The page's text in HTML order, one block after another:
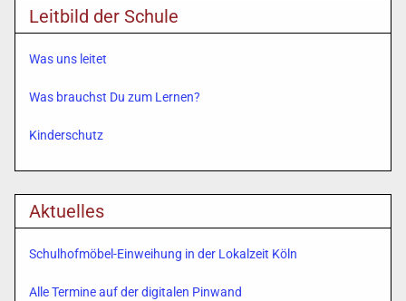
Leitbild der Schule
Was uns leitet
Was brauchst Du zum Lernen?
Kinderschutz
Aktuelles
Schulhofmöbel-Einweihung in der Lokalzeit Köln
Alle Termine auf der digitalen Pinwand